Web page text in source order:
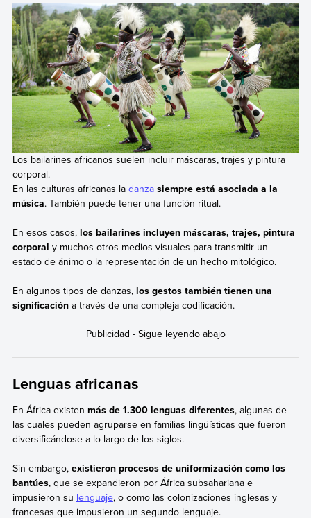
Los bailarines africanos suelen incluir máscaras, trajes y pintura
corporal.
En las culturas africanas la danza siempre está asociada a la
música. También puede tener una función ritual.
En esos casos, los bailarines incluyen máscaras, trajes, pintura
corporal y muchos otros medios visuales para transmitir un
estado de ánimo o la representación de un hecho mitológico.
En algunos tipos de danzas, los gestos también tienen una
significacióna través de una compleja codificación.
Lenguas africanas
En África existen más de 1.300 lenguas diferentes, algunas de
las cuales pueden agruparse en familias lingüísticas que fueron
diversificándose a lo largo de los siglos.
Sin embargo, existieron procesos de uniformización como los
bantúes, que se expandieron por África subsahariana e
impusieron su lenguaje, o como las colonizaciones inglesas y
francesas que impusieron un segundo lenguaje.